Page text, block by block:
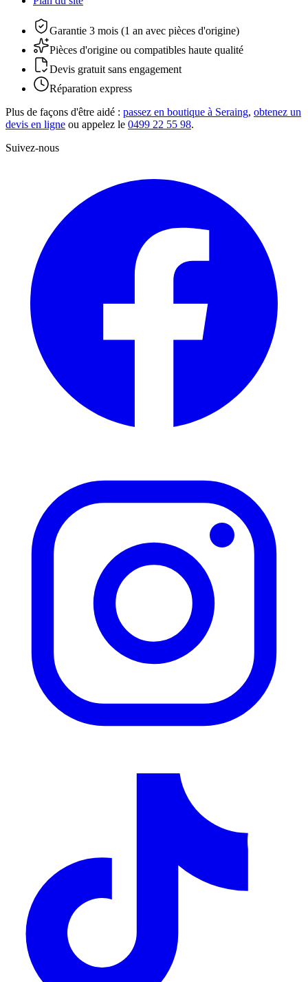
Garantie 3 mois (1 an avec pièces d'origine)
Pièces d'origine ou compatibles haute qualité
Devis gratuit sans engagement
Réparation express
Plus de façons d'être aidé : passez en boutique à Seraing, obtenez un
devis en ligne ou appelez le 0499 22 55 98.
Suivez-nous